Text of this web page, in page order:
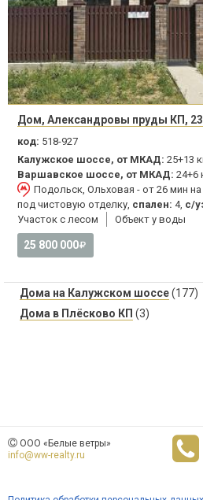
Дом, Александровы пруды КП,
код: 518-927
Калужское шоссе, от МКАД: 25+13
Варшавское шоссе, от МКАД: 24+6
Подольск, Ольховая - от 26 мин
под чистовую отделку, спален: 4, с/
Участок с лесом
Объект у воды
25 800 000
Дома на Калужском шоссе(177)
Дома в Плёсково КП (3)
ООО «Белые ветры»
info@ww-realty.ru